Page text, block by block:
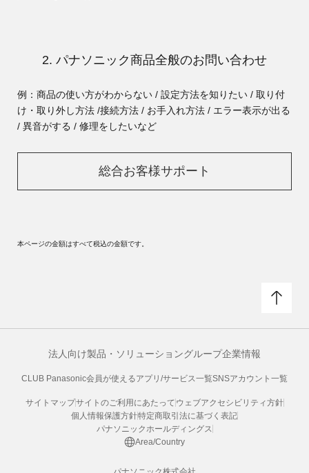
2. パナソニック商品全般のお問い合わせ
例：商品の使い方がわからない / 設定方法を知りたい / 取り付
け・取り外し方法 /接続方法 / お手入れ方法 / エラー表示が出る
/ 異音がする / 修理をしたいなど
総合お客様サポート
本ページの金額はすべて税込の金額です。
法人向け製品・ソリューショングループ企業情報
CLUB Panasonic会員が使えるアプリ/サービス一覧SNSアカウント一覧
サイトマップサイトのご利用にあたって ウェブアクセシビリティ方針
個人情報保護方針特定商取引法に基づく表記
パナソニックホールディングス
Area/Country